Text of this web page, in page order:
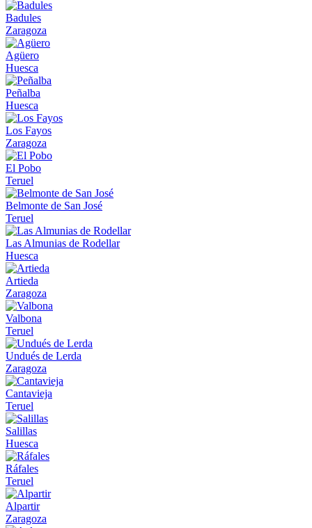
Badules
Zaragoza
Agüero
Huesca
Peñalba
Huesca
Los Fayos
Zaragoza
El Pobo
Teruel
Belmonte de San José
Teruel
Las Almunias de Rodellar
Huesca
Artieda
Zaragoza
Valbona
Teruel
Undués de Lerda
Zaragoza
Cantavieja
Teruel
Salillas
Huesca
Ráfales
Teruel
Alpartir
Zaragoza